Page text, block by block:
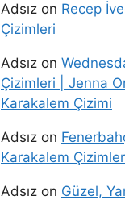
Adsız on Recep
Çizimleri
Adsız on
Çizimleri | Jenna
Karakalem Çizimi
Adsız on
Karakalem
Adsız on Güzel,